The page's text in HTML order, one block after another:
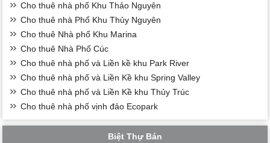
Cho thuê nhà phố Khu Thảo Nguyên
Cho thuê nhà Phố Khu Thủy Nguyên
Cho thuê Nhà phố Khu Marina
Cho thuê Nhà Phố Cúc
Cho thuê nhà phố và Liền kề khu Park River
Cho thuê nhà phố và Liền Kề khu Spring Valley
Cho thuê nhà phố và Liền Kề khu Thủy Trúc
Cho thuê nhà phố vịnh đảo Ecopark
Biệt Thự Bán